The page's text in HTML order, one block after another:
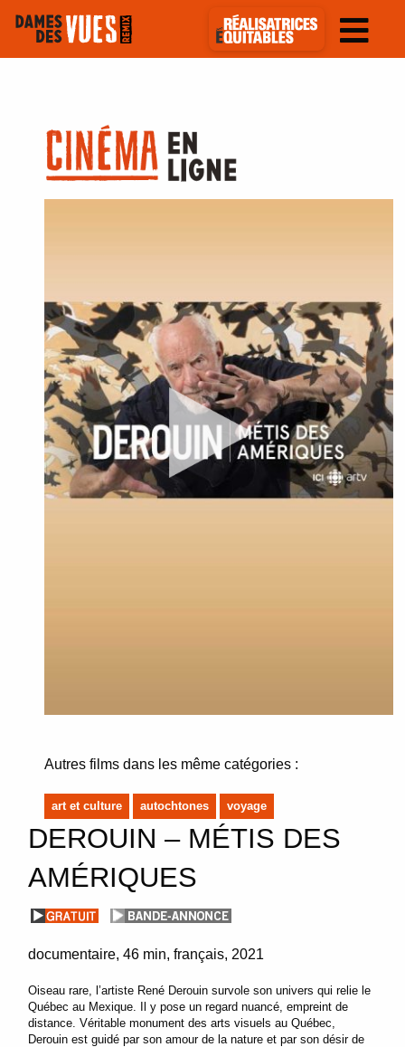
Autres films dans les même catégories :
art et culture autochtones voyage
DEROUIN – MÉTIS DES
AMÉRIQUES
documentaire 46 min français 2021
Oiseau rare, l’artiste René Derouin survole son univers qui relie le
Québec au Mexique. Il y pose un regard nuancé, empreint de
distance. Véritable monument des arts visuels au Québec,
Derouin est guidé par son amour de la nature et par son désir de